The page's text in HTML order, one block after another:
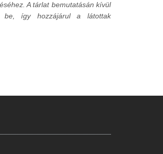
A tárlat bemutatásán kívül
be, így hozzájárul a látottak